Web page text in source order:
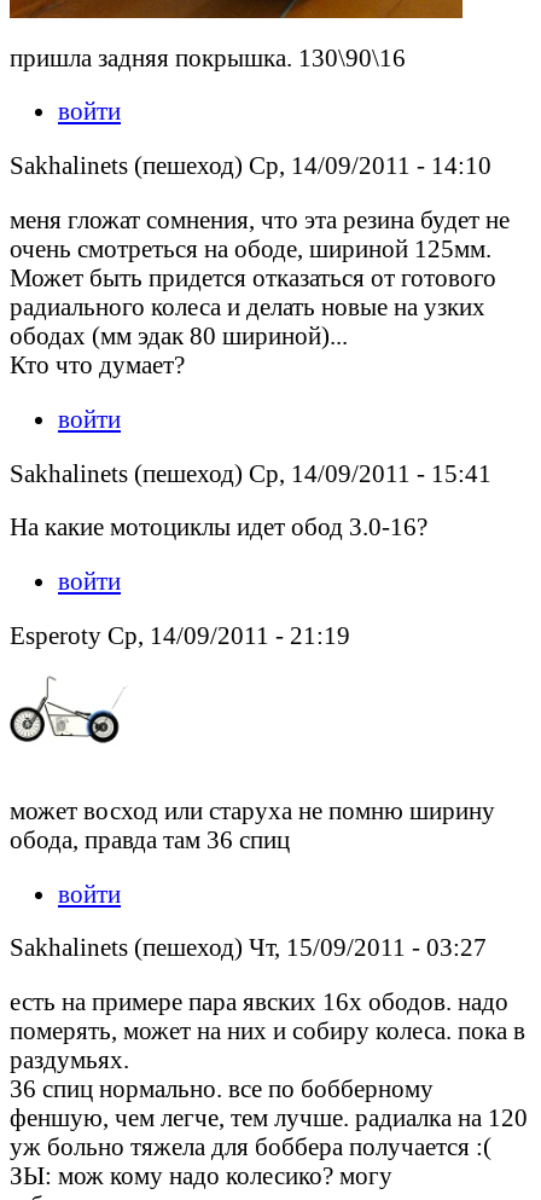
пришла задняя покрышка. 130\90\16
войти
Sakhalinets (пешеход) Ср, 14/09/2011 - 14:10
меня гложат сомнения, что эта резина будет не
очень смотреться на ободе, шириной 125мм.
Может быть придется отказаться от готового
радиального колеса и делать новые на узких
ободах (мм эдак 80 шириной)...
Кто что думает?
войти
Sakhalinets (пешеход) Ср, 14/09/2011 - 15:41
На какие мотоциклы идет обод 3.0-16?
войти
Esperoty Ср, 14/09/2011 - 21:19
может восход или старуха не помню ширину
обода, правда там 36 спиц
войти
Sakhalinets (пешеход) Чт, 15/09/2011 - 03:27
есть на примере пара явских 16х ободов. надо
померять, может на них и собиру колеса. пока в
раздумьях.
36 спиц нормально. все по бобберному
феншую, чем легче, тем лучше. радиалка на 120
уж больно тяжела для боббера получается :(
ЗЫ: мож кому надо колесико? могу